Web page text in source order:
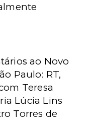
ao Novo
Paulo: RT,
Teresa
Lúcia Lins
Torres de